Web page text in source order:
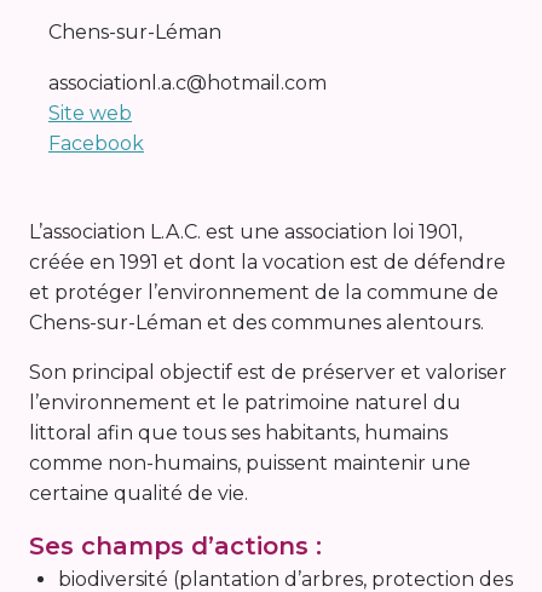
Chens-sur-Léman
associationl.a.c@hotmail.com
Site web
Facebook
L’association L.A.C. est une association loi 1901,
créée en 1991 et dont la vocation est de défendre
et protéger l’environnement de la commune de
Chens-sur-Léman et des communes alentours.
Son principal objectif est de préserver et valoriser
l’environnement et le patrimoine naturel du
littoral afin que tous ses habitants, humains
comme non-humains, puissent maintenir une
certaine qualité de vie.
Ses champs d’actions :
biodiversité (plantation d’arbres, protection des